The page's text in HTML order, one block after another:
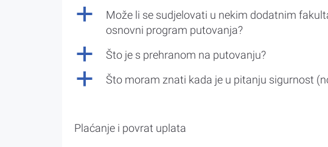
a
Može li se sudjelovati u nekim dodatnim
osnovni program putovanja?
a Što je s prehranom na putovanju?
a Što moram znati kada je u pitanju sigurnost
Plaćanje i povrat uplata